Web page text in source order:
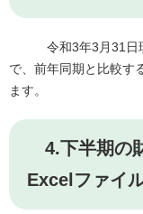
令和3年3月31日現
で、前年同期と比較す
ます。
4.下半期の
Excelファイ